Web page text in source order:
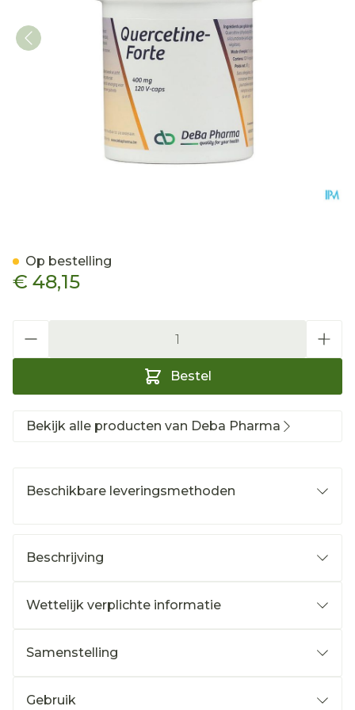
€ 48,15
Bestel
Op bestelling
Bekijk alle producten van Deba Pharma
Beschikbare leveringsmethoden
Beschrijving
Wettelijk verplichte informatie
Samenstelling
Gebruik